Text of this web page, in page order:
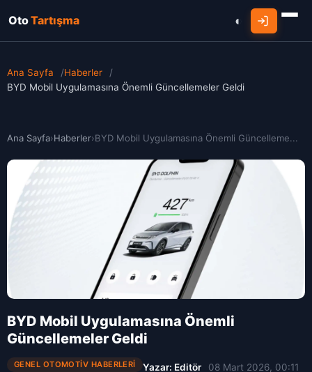
OtoTartışma
Ana Sayfa /Haberler
/
BYD Mobil Uygulamasına Önemli Güncellemeler Geldi
Ana Sayfa›Haberler›BYD Mobil Uygulamasına Önemli Güncelleme...
BYD Mobil Uygulamasına Önemli
Güncellemeler Geldi
GENEL OTOMOTIV HABERLERI Yazar: Editör
08 Mart 2026, 00:11